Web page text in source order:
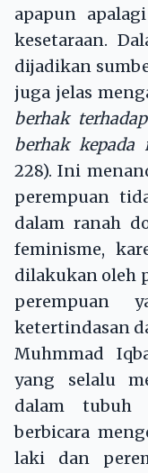
apapun
kesetaraan.
dijadikan
juga jelas
berhak
berhak kepada
228). Ini
perempuan
dalam ranah
feminisme,
dilakukan oleh
perempuan
ketertindasan
Muhmmad
yang selalu
dalam tubuh
berbicara
laki dan